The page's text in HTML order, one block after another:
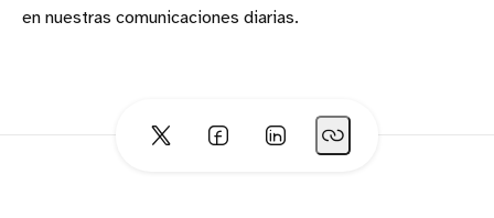
en nuestras comunicaciones diarias.